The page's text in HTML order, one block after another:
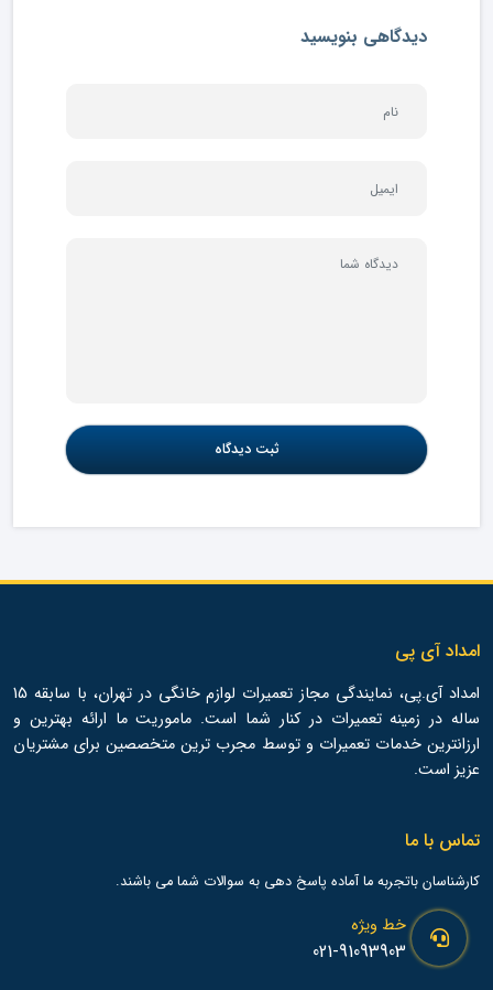
دیدگاهی بنویسید
امداد آی پی
امداد آی.پی، نمایندگی مجاز تعمیرات لوازم خانگی در تهران، با سابقه 15
ساله در زمینه تعمیرات در کنار شما است. ماموریت ما ارائه بهترین و
ارزانترین خدمات تعمیرات و توسط مجرب ترین متخصصین برای مشتریان
عزیز است.
تماس با ما
کارشناسان باتجربه ما آماده پاسخ دهی به سوالات شما می باشند.
خط ویژه
021-91093903